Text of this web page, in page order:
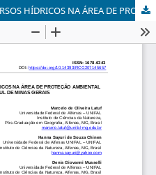
OUTORGAS DE USO DOS RECURSOS HÍDRICOS NA ÁREA DE PROTEÇÃO AMBIENTAL DO RIO MACHADO, SUL DE MINAS GERAIS